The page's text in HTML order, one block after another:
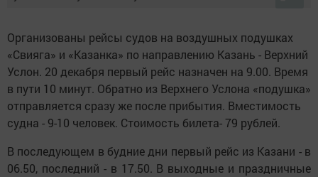
Организованы рейсы судов на воздушных подушках
«Свияга» и «Казанка» по направлению Казань - Верхний
Услон. 20 декабря первый рейс назначен на 9.00. Время
в пути 10 минут. Обратно из Верхнего Услона «подушка»
отправляется сразу же после прибытия. Вместимость
судна - 9-10 человек. Стоимость билета- 79 рублей.
В последующем в будние дни первый рейс из Казани - в
06.50, последний - в 17.50. В выходные и праздничные